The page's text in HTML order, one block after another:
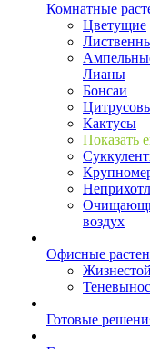
Комнатные
Цветущие
Лианы
Бонсаи
Кактусы
Показать
воздух
Офисные
Готовые